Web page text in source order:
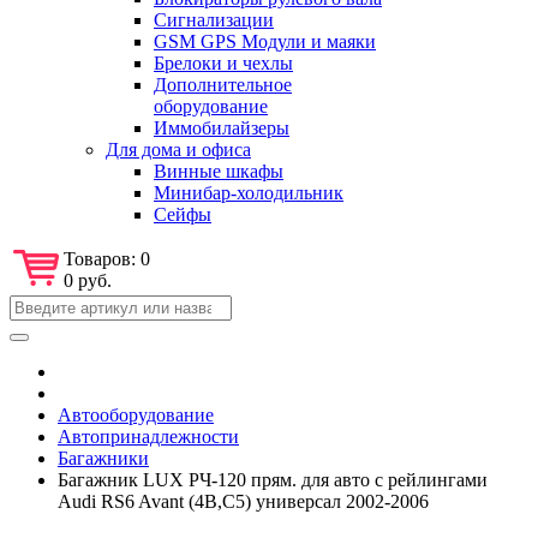
Сигнализации
GSM GPS Модули и маяки
Брелоки и чехлы
Дополнительное
оборудование
Иммобилайзеры
Для дома и офиса
Винные шкафы
Минибар-холодильник
Сейфы
Товаров: 0
0 руб.
Автооборудование
Автопринадлежности
Багажники
Багажник LUX РЧ-120 прям. для авто с рейлингами
Audi RS6 Avant (4B,C5) универсал 2002-2006